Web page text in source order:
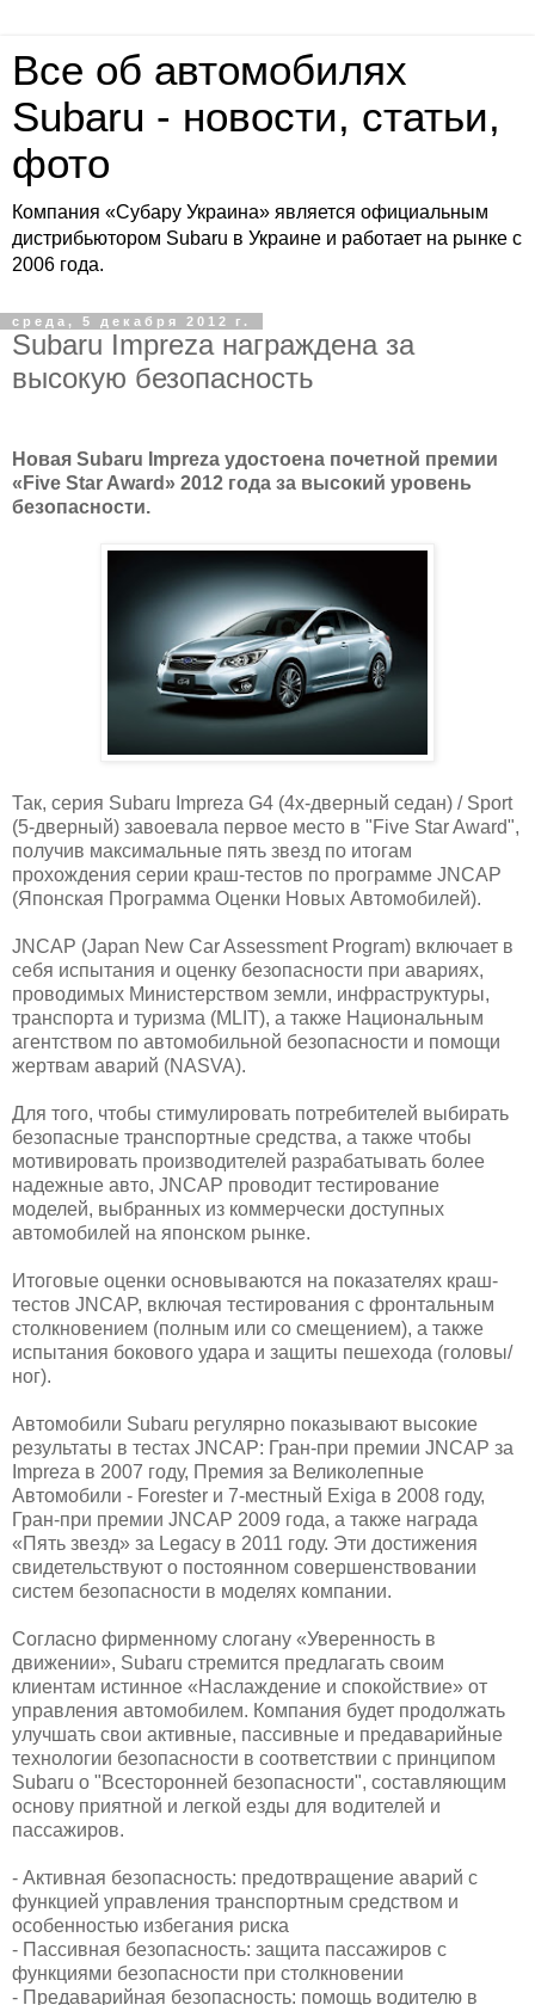
Все об автомобилях
Subaru - новости, статьи,
фото
Компания «Субару Украина» является официальным
дистрибьютором Subaru в Украине и работает на рынке с
2006 года.
среда, 5 декабря 2012 г.
Subaru Impreza награждена за
высокую безопасность
Новая Subaru Impreza удостоена почетной премии
«Five Star Award» 2012 года за высокий уровень
безопасности.
Так, серия Subaru Impreza G4 (4х-дверный седан) / Sport
(5-дверный) завоевала первое место в "Five Star Award",
получив максимальные пять звезд по итогам
прохождения серии краш-тестов по программе JNCAP
(Японская Программа Оценки Новых Автомобилей).
JNCAP (Japan New Car Assessment Program) включает в
себя испытания и оценку безопасности при авариях,
проводимых Министерством земли, инфраструктуры,
транспорта и туризма (MLIT), а также Национальным
агентством по автомобильной безопасности и помощи
жертвам аварий (NASVA).
Для того, чтобы стимулировать потребителей выбирать
безопасные транспортные средства, а также чтобы
мотивировать производителей разрабатывать более
надежные авто, JNCAP проводит тестирование
моделей, выбранных из коммерчески доступных
автомобилей на японском рынке.
Итоговые оценки основываются на показателях краш-
тестов JNCAP, включая тестирования с фронтальным
столкновением (полным или со смещением), а также
испытания бокового удара и защиты пешехода (головы/
ног).
Автомобили Subaru регулярно показывают высокие
результаты в тестах JNCAP: Гран-при премии JNCAP за
Imprezа в 2007 году, Премия за Великолепные
Автомобили - Forester и 7-местный Exiga в 2008 году,
Гран-при премии JNCAP 2009 года, а также награда
«Пять звезд» за Legacy в 2011 году. Эти достижения
свидетельствуют о постоянном совершенствовании
систем безопасности в моделях компании.
Согласно фирменному слогану «Уверенность в
движении», Subaru стремится предлагать своим
клиентам истинное «Наслаждение и спокойствие» от
управления автомобилем. Компания будет продолжать
улучшать свои активные, пассивные и предаварийные
технологии безопасности в соответствии с принципом
Subaru о "Всесторонней безопасности", составляющим
основу приятной и легкой езды для водителей и
пассажиров.
- Активная безопасность: предотвращение аварий с
функцией управления транспортным средством и
особенностью избегания риска
- Пассивная безопасность: защита пассажиров с
функциями безопасности при столкновении
- Предаварийная безопасность: помощь водителю в